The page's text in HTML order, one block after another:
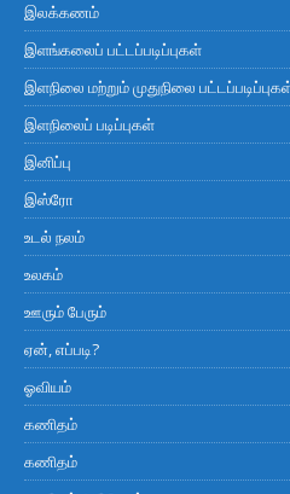
இலக்கணம்
இளங்கலைப் பட்டப்படிப்புகள்
இளநிலை மற்றும் முதுநிலை
இளநிலைப் படிப்புகள்
இனிப்பு
இஸ்ரோ
உடல் நலம்
உலகம்
ஊரும் பேரும்
ஏன், எப்படி?
ஓவியம்
கணிதம்
கணிதம்